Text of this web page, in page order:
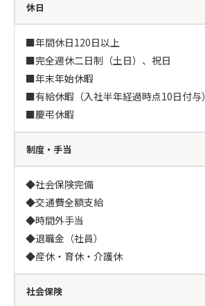
休日
■年間休日120日以上
■完全週休二日制（土日）、祝日
■年末年始休暇
■有給休暇（入社半年経過時点10日付与）
■慶弔休暇
制度・手当
◆社会保険完備
◆交通費全額支給
◆時間外手当
◆退職金（社員）
◆産休・育休・介護休
社会保険